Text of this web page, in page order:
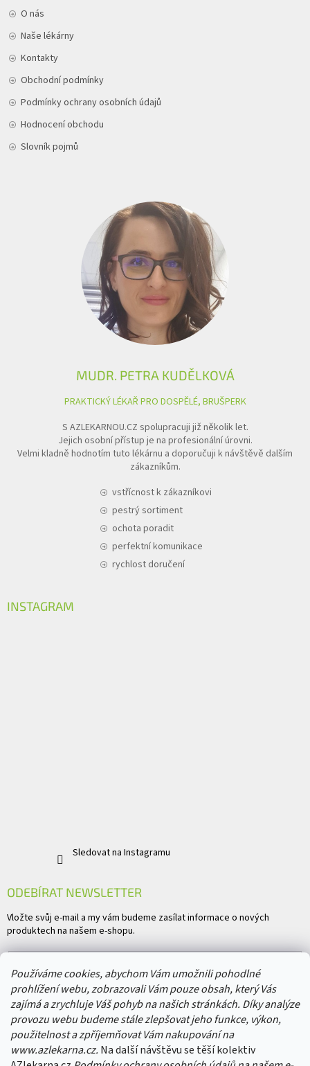
Používáme cookies, abychom Vám umožnili pohodlné
prohlížení webu, zobrazovali Vám pouze obsah, který Vás
zajímá a zrychluje Váš pohyb na našich stránkách. Díky analýze
provozu webu budeme stále zlepšovat jeho funkce, výkon,
použitelnost a zpříjemňovat Vám nakupování na
www.azlekarna.cz. Na další návštěvu se těší kolektiv
O nás
Naše lékárny
Kontakty
Obchodní podmínky
Podmínky ochrany osobních údajů
Hodnocení obchodu
Slovník pojmů
MUDR. PETRA KUDĚLKOVÁ
PRAKTICKÝ LÉKAŘ PRO DOSPĚLÉ, BRUŠPERK
S AZLEKARNOU.CZ spolupracuji již několik let.
Jejich osobní přístup je na profesionální úrovni.
Velmi kladně hodnotím tuto lékárnu a doporučuji k návštěvě dalším
zákazníkům.
vstřícnost k zákazníkovi
pestrý sortiment
ochota poradit
perfektní komunikace
rychlost doručení
INSTAGRAM
Sledovat na Instagramu
ODEBÍRAT NEWSLETTER
Vložte svůj e-mail a my vám budeme zasílat informace o nových
produktech na našem e-shopu.
Vložením e-mailu souhlasíte spodmínkami ochrany osobních údajů
PŘIHLÁSIT SE